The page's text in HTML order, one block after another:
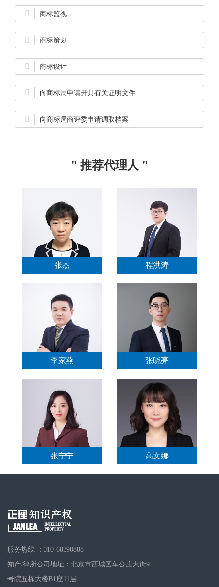
 商标监视
 商标策划
 商标设计
 向商标局申请开具有关证明文件
 向商标局商评委申请调取档案
" 推荐代理人 "
张杰 程洪涛
李家燕 张晓亮
张宁宁 高文娜
服务热线 ：010-68390888
知产/律所公司地址：北京市西城区车公庄大街9
号院五栋大楼B1座11层